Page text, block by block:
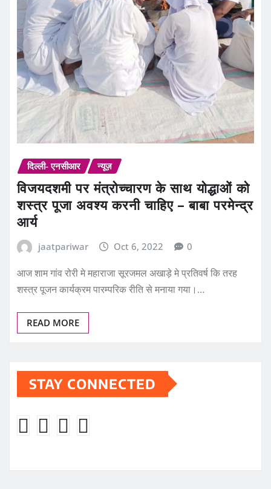
दिल्ली- एनसीआर न्यूज़
विजयदशमी पर मंत्रोच्चारण के साथ योद्धाओं को
शस्त्र पूजा अवश्य करनी चाहिए – बाबा परमेन्द्र
आर्य
jaatpariwar Oct 6, 2022 0
आज शाम गांव रोरी मे महाराजा सूरजमल अखाड़े मे प्रतिवर्ष कि तरह
शस्त्र पूजन कार्यक्रम पारम्परिक रीति से मनाया गया।…
READ MORE
STAY CONNECTED